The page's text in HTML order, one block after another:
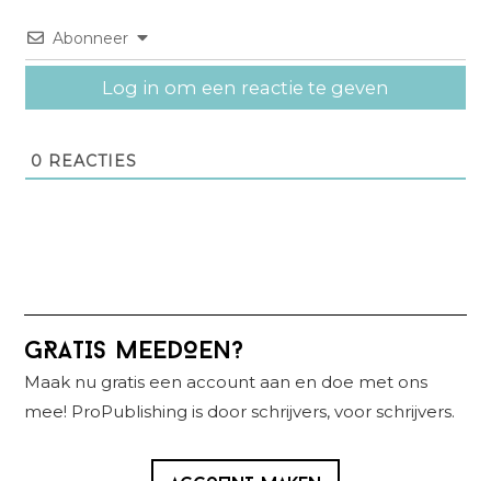
Abonneer
Log in om een reactie te geven
0 REACTIES
Primaire
Sidebar
GRATIS MEEDOEN?
Maak nu gratis een account aan en doe met ons
mee! ProPublishing is door schrijvers, voor schrijvers.